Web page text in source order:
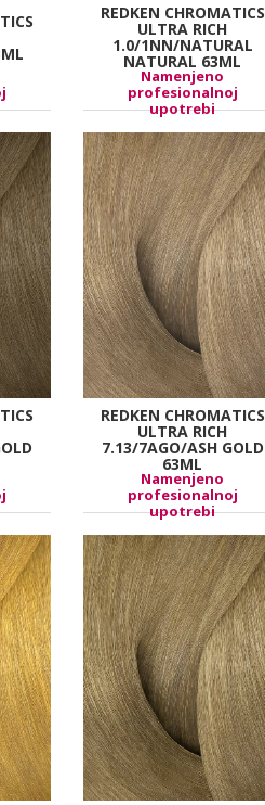
REDKEN CHROMATICS
ULTRA RICH
1.0/1NN/NATURAL
NATURAL 63ML
Namenjeno
profesionalnoj
upotrebi
REDKEN CHROMATICS
ULTRA RICH
7.13/7AGO/ASH GOLD
63ML
Namenjeno
profesionalnoj
upotrebi